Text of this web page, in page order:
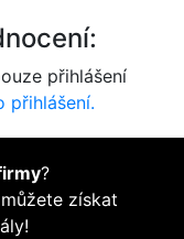
přihlášení
přihlášení.
?
získat